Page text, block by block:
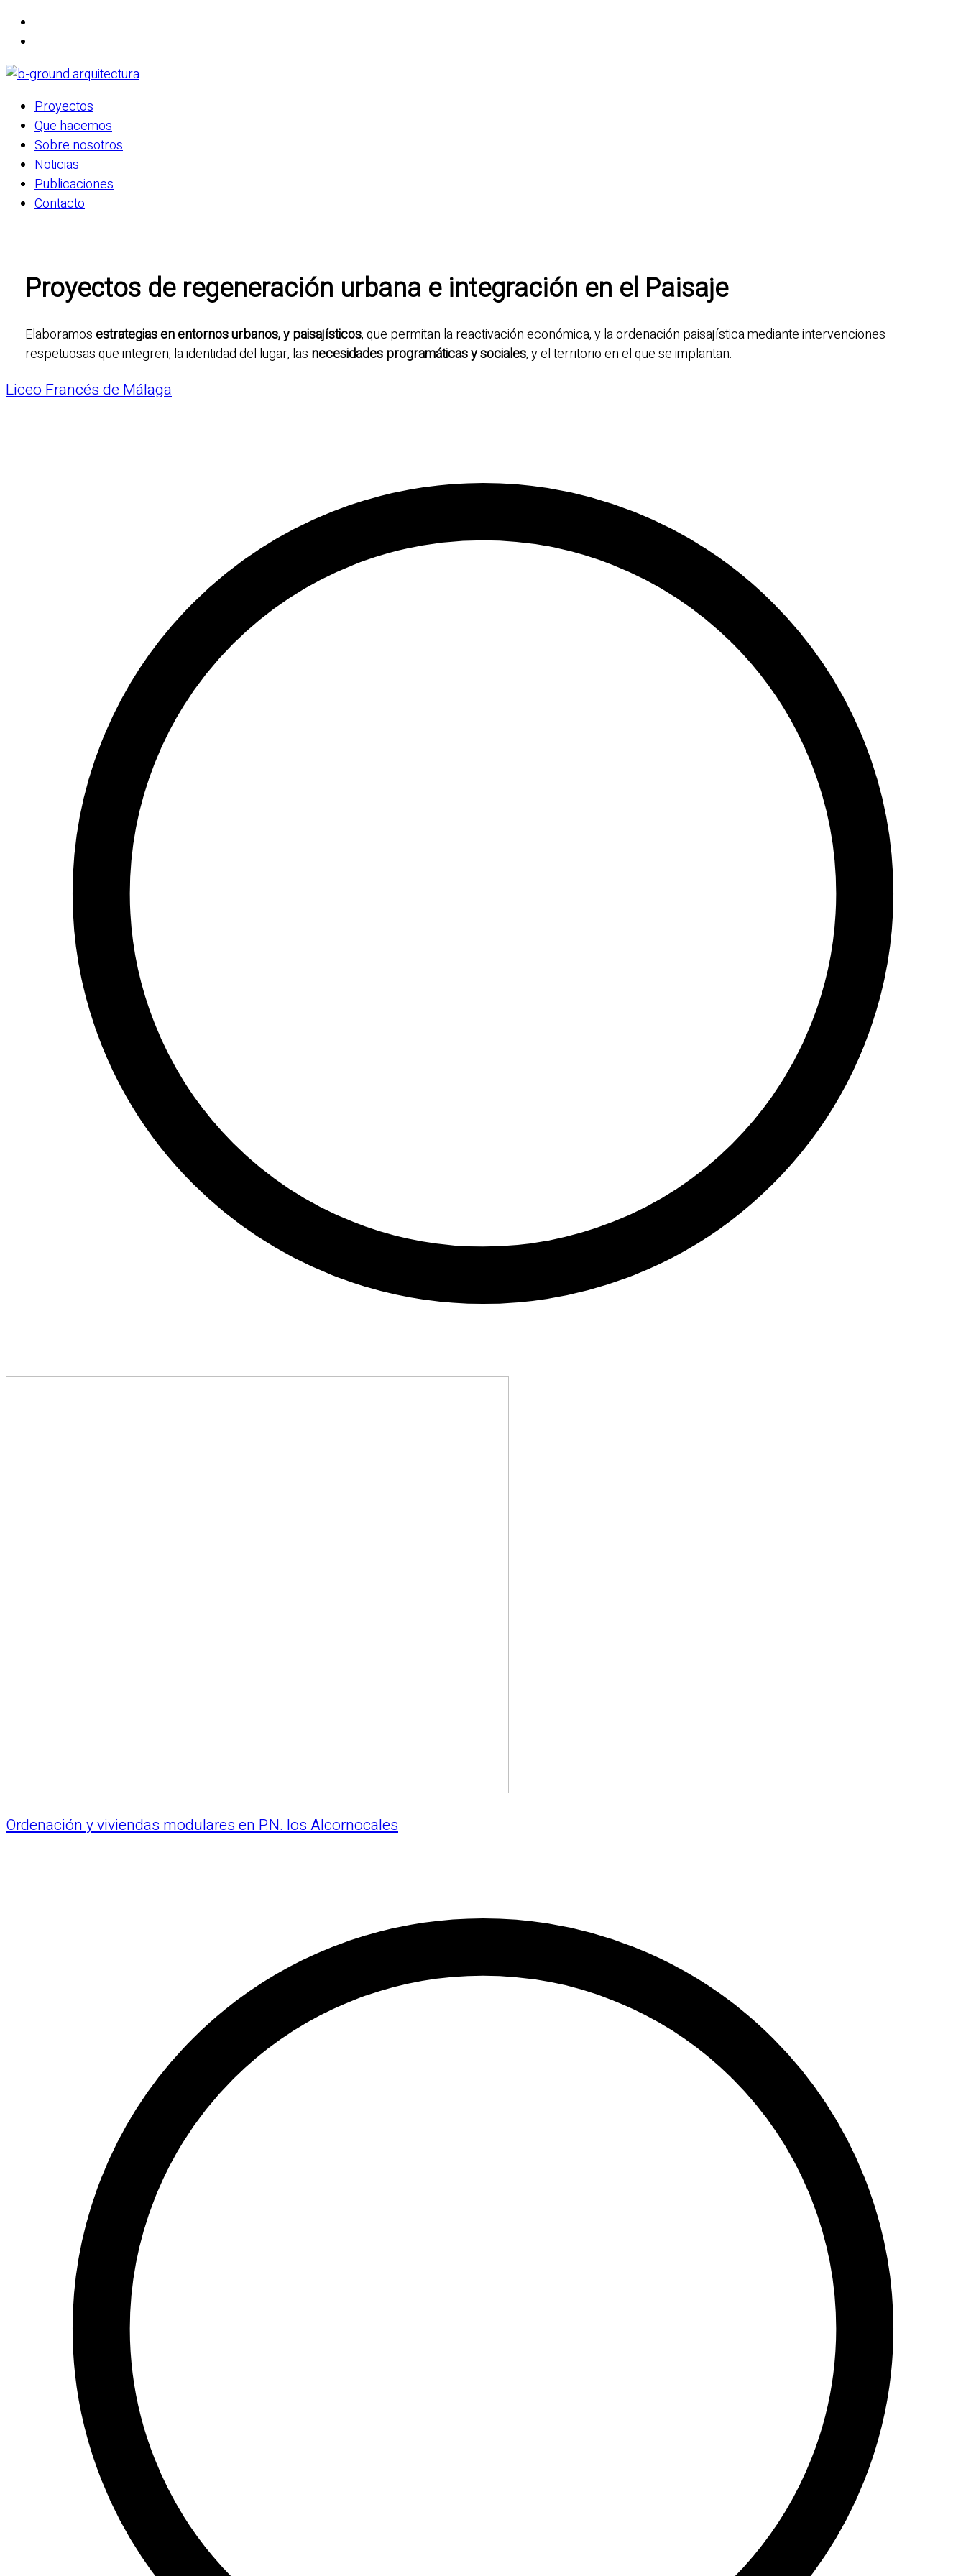
Proyectos
Que hacemos
Sobre nosotros
Noticias
Publicaciones
Contacto
Proyectos de regeneración urbana e integración en el Paisaje
Elaboramosestrategias en entornos urbanos, y paisajísticos, que permitan la reactivación económica, y la ordenación paisajística mediante intervenciones
respetuosas que integren, la identidad del lugar, las necesidades programáticas y sociales, y el territorio en el que se implantan.
Liceo Francés de Málaga
Ordenación y viviendas modulares en P.N. los Alcornocales